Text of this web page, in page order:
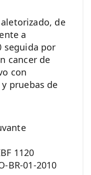
de
a
seguida por
cancer de
con
pruebas de
1120
BR-01-2010